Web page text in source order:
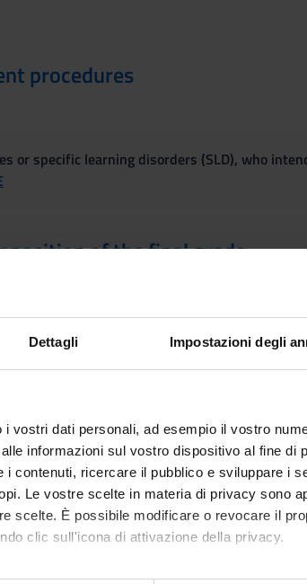
Dettagli Impostazioni degli
i vostri dati personali, ad esempio il vostro
informazioni sul vostro dispositivo al fine di
i contenuti, ricercare il pubblico e sviluppare i
Le vostre scelte in materia di privacy sono
scelte. È possibile modificare o revocare il
clic sull'icona di attivazione della privacy.
procedures
or specific learning disorders (SLD), who
of the final grade
2. Each part will account for 50% of the final
Polo Santa Marta - Sala Andrea
Vaona (DSE) [1.59 - 1]
Polo Santa Marta - Sala Andrea